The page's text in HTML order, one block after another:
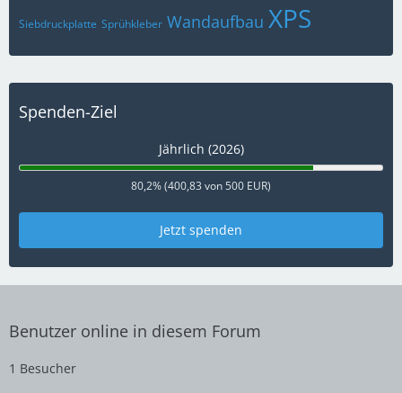
Siebdruckplatte Sprühkleber Wandaufbau XPS
Spenden-Ziel
Jährlich (2026)
80,2% (400,83 von 500 EUR)
Jetzt spenden
Benutzer online in diesem Forum
1 Besucher